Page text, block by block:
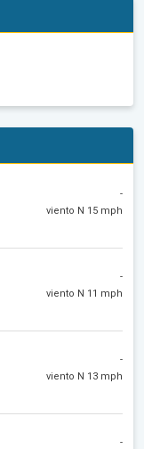
-
viento N 15 mph
-
viento N 11 mph
-
viento N 13 mph
-